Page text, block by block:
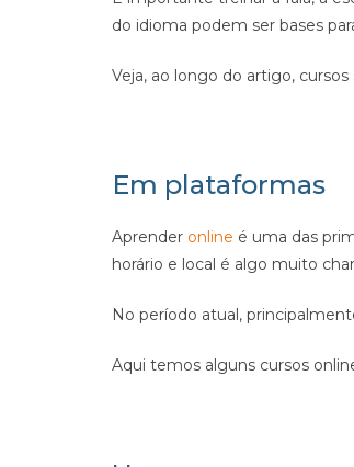
do idioma podem ser bases
Veja, ao longo do artigo,
Em plataformas
Aprender online é uma das
horário e local é algo muito
No período atual,
Aqui temos alguns cursos